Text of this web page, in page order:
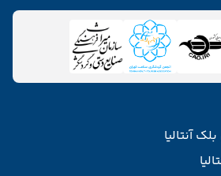
آنتالیا